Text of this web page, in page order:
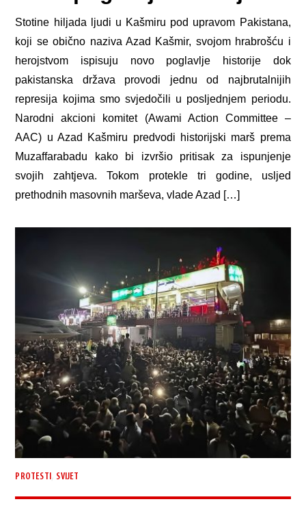
Stotine hiljada ljudi u Kašmiru pod upravom Pakistana,
koji se obično naziva Azad Kašmir, svojom hrabrošću i
herojstvom ispisuju novo poglavlje historije dok
pakistanska država provodi jednu od najbrutalnijih
represija kojima smo svjedočili u posljednjem periodu.
Narodni akcioni komitet (Awami Action Committee –
AAC) u Azad Kašmiru predvodi historijski marš prema
Muzaffarabadu kako bi izvršio pritisak za ispunjenje
svojih zahtjeva. Tokom protekle tri godine, usljed
prethodnih masovnih marševa, vlade Azad […]
PROTESTI SVIJET